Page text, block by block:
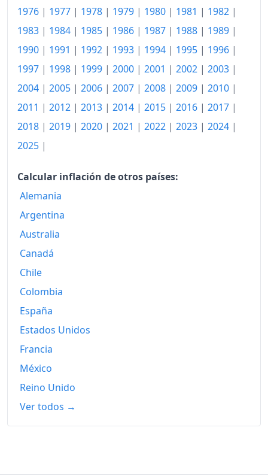
1976 | 1977 | 1978 | 1979 | 1980 | 1981 | 1982 |
1983 | 1984 | 1985 | 1986 | 1987 | 1988 | 1989 |
1990 | 1991 | 1992 | 1993 | 1994 | 1995 | 1996 |
1997 | 1998 | 1999 | 2000 | 2001 | 2002 | 2003 |
2004 | 2005 | 2006 | 2007 | 2008 | 2009 | 2010 |
2011 | 2012 | 2013 | 2014 | 2015 | 2016 | 2017 |
2018 | 2019 | 2020 | 2021 | 2022 | 2023 | 2024 |
2025 |
Calcular inflación de otros países:
Alemania
Argentina
Australia
Canadá
Chile
Colombia
España
Estados Unidos
Francia
México
Reino Unido
Ver todos →